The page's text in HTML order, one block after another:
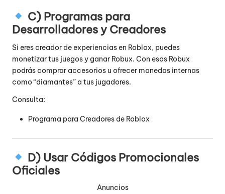
C) Programas para
Desarrolladores y Creadores
Si eres creador de experiencias en Roblox, puedes
monetizar tus juegos y ganar Robux. Con esos Robux
podrás comprar accesorios u ofrecer monedas internas
como “diamantes” a tus jugadores.
Consulta:
Programa para Creadores de Roblox
D) Usar Códigos Promocionales
Oficiales
Anuncios